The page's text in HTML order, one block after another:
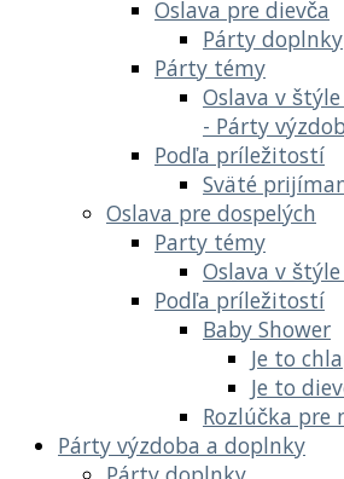
Oslava pre dievča
Párty doplnky
Párty témy
Oslava v
- Párty
Podľa príležitostí
Sväté
Oslava pre dospelých
Party témy
Oslava v
Podľa príležitostí
Baby Shower
Je to
Je to
Rozlúčka pre
Párty výzdoba a doplnky